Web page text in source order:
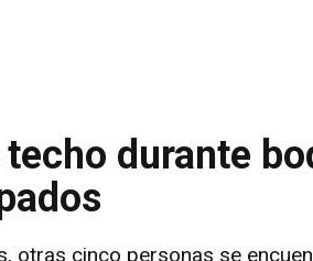
durante
otras cinco personas se